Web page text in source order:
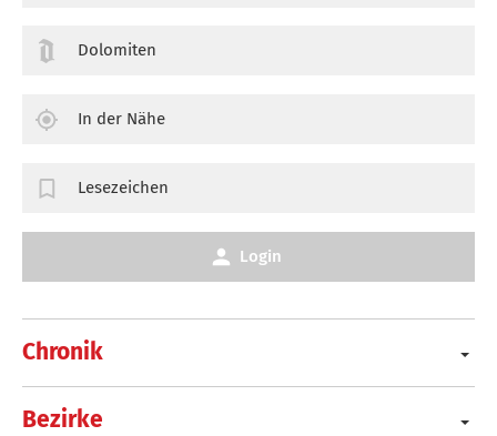
Chronik
Bezirke
Dolomiten
In der Nähe
Lesezeichen
Login